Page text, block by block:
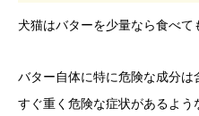
犬猫はバターを少量なら食べて
バター自体に特に危険な成分
すぐ重く危険な症状があるよう